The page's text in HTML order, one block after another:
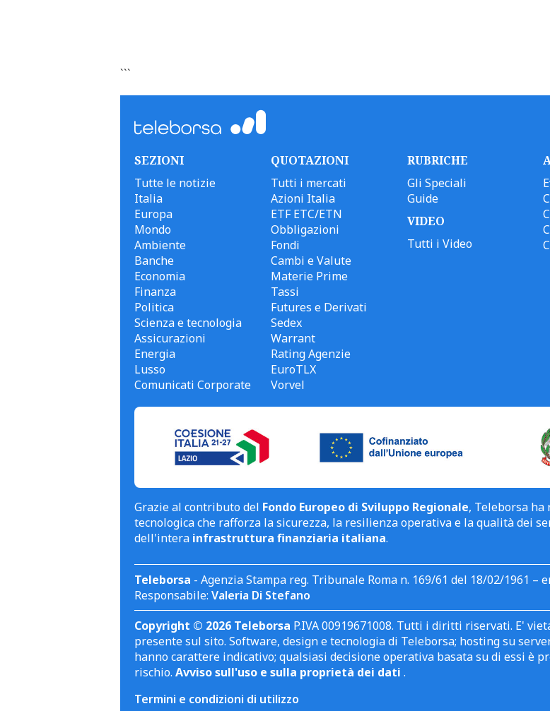
```
SEZIONI
Tutte le notizie
Italia
Europa
Mondo
Ambiente
Banche
Economia
Finanza
Politica
Scienza e tecnologia
Assicurazioni
Energia
Lusso
Comunicati Corporate
QUOTAZIONI
Tutti i mercati
Azioni Italia
ETF ETC/ETN
Obbligazioni
Fondi
Cambi e Valute
Materie Prime
Tassi
Futures e Derivati
Sedex
Warrant
Rating Agenzie
EuroTLX
Vorvel
RUBRICHE
Gli Speciali
Guide
VIDEO
Tutti i Video
Grazie al contributo del Fondo Europeo di Sviluppo Regionale, Teleborsa
tecnologica che rafforza la sicurezza, la resilienza operativa e la qualità
dell'intera infrastruttura finanziaria italiana.
Teleborsa - Agenzia Stampa reg. Tribunale Roma n. 169/61 del 18/02/1961 –
Responsabile: Valeria Di Stefano
Copyright © 2026 Teleborsa P.IVA 00919671008. Tutti i diritti riservati. E'
presente sul sito. Software, design e tecnologia di Teleborsa; hosting su
hanno carattere indicativo; qualsiasi decisione operativa basata su di essi è
rischio. Avviso sull'uso e sulla proprietà dei dati .
Termini e condizioni di utilizzo